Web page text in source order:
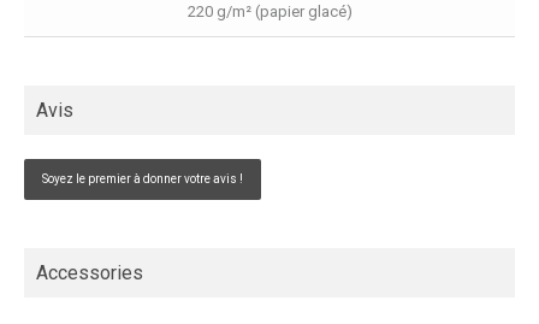
220 g/m² (papier glacé)
Avis
Soyez le premier à donner votre avis !
Accessories